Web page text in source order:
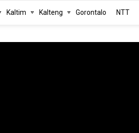
Kaltim Kalteng Gorontalo NTT